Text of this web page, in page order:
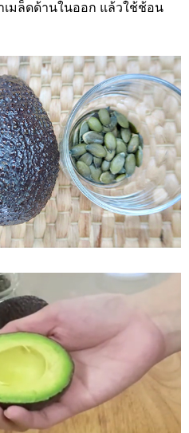
เมล็ดด้านในออก แล้วใช้ช้อน